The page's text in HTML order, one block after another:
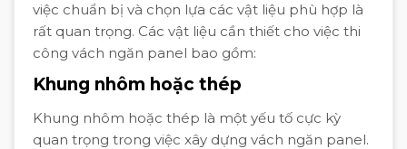
việc chuẩn bị và chọn lựa các vật liệu phù hợp là
rất quan trọng. Các vật liệu cần thiết cho việc thi
công vách ngăn panel bao gồm:
Khung nhôm hoặc thép
Khung nhôm hoặc thép là một yếu tố cực kỳ
quan trọng trong việc xây dựng vách ngăn panel.